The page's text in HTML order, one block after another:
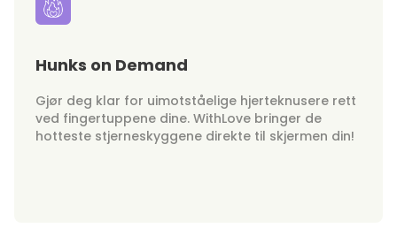
Hunks on Demand
Gjør deg klar for uimotståelige hjerteknusere rett
ved fingertuppene dine. WithLove bringer de
hotteste stjerneskyggene direkte til skjermen din!